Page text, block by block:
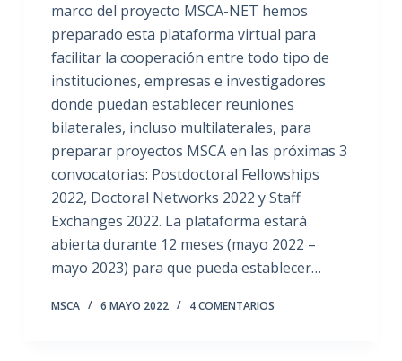
marco del proyecto MSCA-NET hemos
preparado esta plataforma virtual para
facilitar la cooperación entre todo tipo de
instituciones, empresas e investigadores
donde puedan establecer reuniones
bilaterales, incluso multilaterales, para
preparar proyectos MSCA en las próximas 3
convocatorias: Postdoctoral Fellowships
2022, Doctoral Networks 2022 y Staff
Exchanges 2022. La plataforma estará
abierta durante 12 meses (mayo 2022 –
mayo 2023) para que pueda establecer…
MSCA 6 MAYO 2022 4 COMENTARIOS